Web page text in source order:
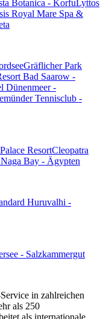
Botanica - KorfuLyttos
Royal Mare Spa &
Gräflicher Park
Bad Saarow -
Dünenmeer -
Tennisclub -
ResortCleopatra
Bay - Ägypten
Huruvalhi -
- Salzkammergut
in zahlreichen
als 250